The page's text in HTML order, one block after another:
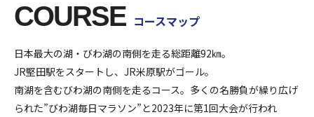
COURSE コースマップ
日本最大の湖・びわ湖の南側を走る総距離92㎞。
JR堅田駅をスタートし、JR米原駅がゴール。
南湖を含むびわ湖の南側を走るコース。多くの名勝負が繰り広げ
られた”びわ湖毎日マラソン”と2023年に第1回大会が行われ